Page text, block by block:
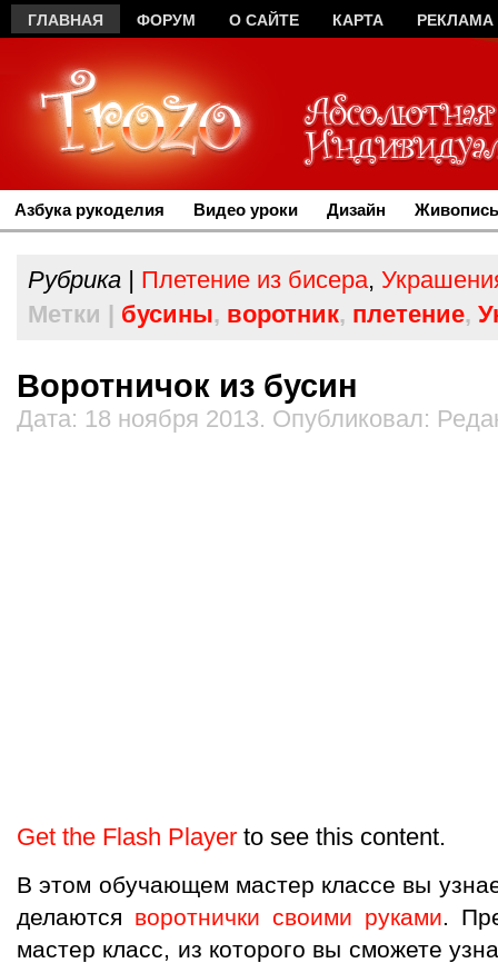
ГЛАВНАЯ ФОРУМ О САЙТЕ КАРТА РЕКЛАМА
Азбука рукоделия Видео уроки Дизайн
Рубрика | Плетение из бисера,
Метки | бусины, воротник, плетение,
Воротничок из бусин
Дата: 18 ноября 2013. Опубликовал:
Get the Flash Player to see this content.
В этом обучающем мастер классе вы
делаются воротнички своими руками.
мастер класс, из которого вы сможете